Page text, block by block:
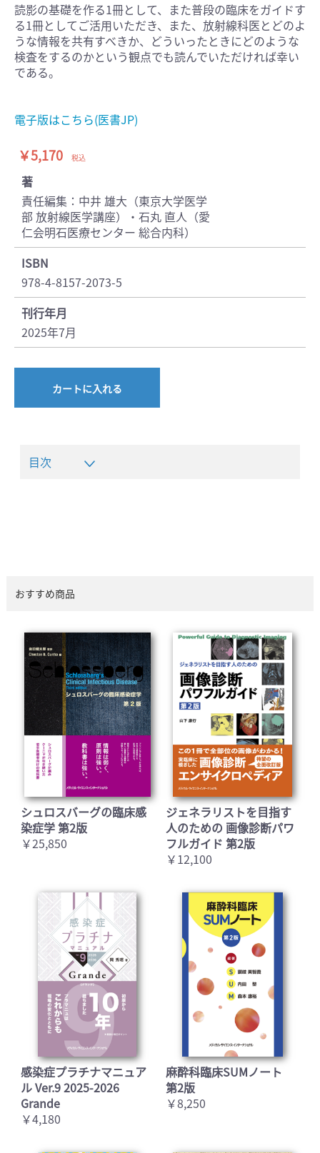
読影の基礎を作る1冊として、また普段の臨床をガイドす
る1冊としてご活用いただき、また、放射線科医とどのよ
うな情報を共有すべきか、どういったときにどのような
検査をするのかという観点でも読んでいただければ幸い
である。
電子版はこちら(医書JP)
￥5,170 税込
著
責任編集：中井 雄大（東京大学医学
部 放射線医学講座）・石丸 直人（愛
仁会明石医療センター 総合内科）
ISBN
978-4-8157-2073-5
刊行年月
2025年7月
カートに入れる
目次
おすすめ商品
シュロスバーグの臨床感
染症学 第2版
￥25,850
ジェネラリストを目指す
人のための 画像診断パワ
フルガイド 第2版
￥12,100
感染症プラチナマニュア
ル Ver.9 2025-2026
Grande
￥4,180
麻酔科臨床SUMノート
第2版
￥8,250